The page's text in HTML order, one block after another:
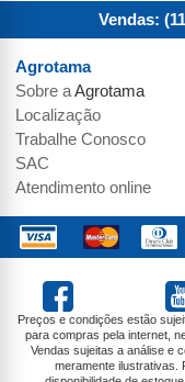
Vendas:
Agrotama
Sobre aAgrotama
Localização
Trabalhe Conosco
SAC
Atendimento online
Preços e condições estão
para compras pela internet,
Vendas sujeitas a análise e
meramente ilustrativas.